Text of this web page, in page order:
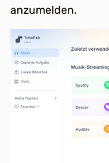
anzumelden.